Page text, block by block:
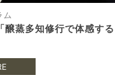
ム
蒸多知修行で体感す